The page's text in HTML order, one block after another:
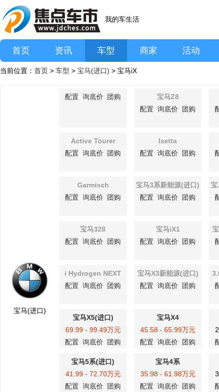
我的车生活
首页 资讯 车型 商家 活动
当前位置： 首页 > 车型 > 宝马(进口) > 宝马iX
宝马(进口)
配置 询底价 团购
宝马Z8
配置 询底价 团购
Active Tourer
配置 询底价 团购
Isetta
配置 询底价 团购
Garmisch
配置 询底价 团购
宝马3系新能源(进口)
配置 询底价 团购
宝
宝马328
配置 询底价 团购
宝马iX1
配置 询底价 团购
i Hydrogen NEXT
配置 询底价 团购
宝马X3新能源(进口)
配置 询底价 团购
宝马X5(进口)
69.99 - 99.49万元
配置 询底价 团购
宝马X4
45.58 - 65.99万元
配置 询底价 团购
宝马5系(进口)
41.99 - 72.70万元
配置 询底价 团购
宝马4系
35.98 - 61.98万元
配置 询底价 团购